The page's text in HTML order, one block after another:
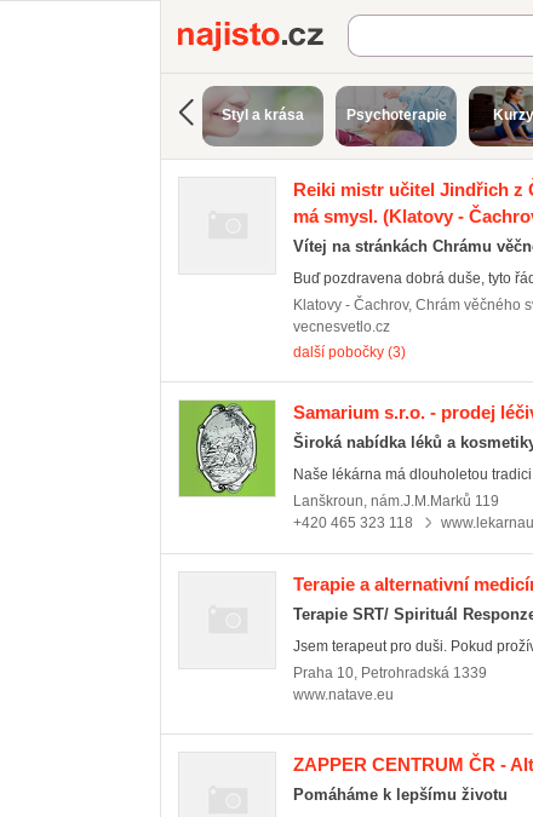
Najisto.cz
Styl a krása Psychoterapie
Reiki mistr učitel Jindřich z
má smysl. (Klatovy -
Vítej na stránkách Chrámu
Buď pozdravena dobrá duše, tyto
Klatovy - Čachrov, Chrám věčného
vecnesvetlo.cz
další pobočky (3)
Samarium s.r.o. - prodej
Široká nabídka léků a
Naše lékárna má dlouholetou
Lanškroun, nám.J.M.Marků 119
+420 465 323 118
Terapie a alternativní
Terapie SRT/ Spirituál
Jsem terapeut pro duši. Pokud
Praha 10, Petrohradská 1339
www.natave.eu
ZAPPER CENTRUM ČR -
Pomáháme k lepšímu životu